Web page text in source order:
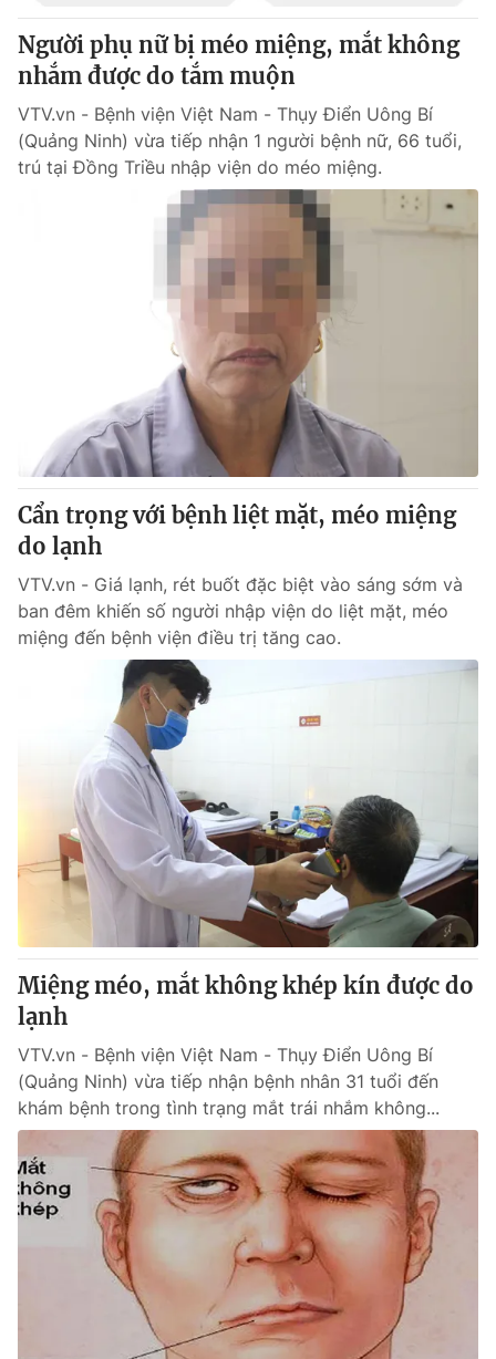
Góc doanh nghiệp
Truyền hình
Hậu trường
Nhân vật
Giải trí
Điện ảnh
Đời sống
Chất lượng cuộc sống
Hitech Công nghệ tương lai
Thị trường
Tư vấn
Giao lưu trực tuyến
Lịch phát sóng
Chuyên mục khác
Emagazine
Photo Infographic
VTV Money
VTV Sức khoẻ Bất động sản
Thị trường 24h Tấm lòng Việt
VTV4 Vươn mình bằng AI
VTV9 VTV8
Liên hệ tòa soạn English
THỜI BÁO VTV
Theo dõi báo trên
Cơ quan chủ quản:Đài Truyền hình Việt Nam
Người phụ nữ bị méo miệng, mắt không
nhắm được do tắm muộn
VTV.vn - Bệnh viện Việt Nam - Thụy Điển Uông Bí
(Quảng Ninh) vừa tiếp nhận 1 người bệnh nữ, 66 tuổi,
trú tại Đồng Triều nhập viện do méo miệng.
Cẩn trọng với bệnh liệt mặt, méo miệng
do lạnh
VTV.vn - Giá lạnh, rét buốt đặc biệt vào sáng sớm và
ban đêm khiến số người nhập viện do liệt mặt, méo
miệng đến bệnh viện điều trị tăng cao.
Miệng méo, mắt không khép kín được do
lạnh
VTV.vn - Bệnh viện Việt Nam - Thụy Điển Uông Bí
(Quảng Ninh) vừa tiếp nhận bệnh nhân 31 tuổi đến
khám bệnh trong tình trạng mắt trái nhắm không...